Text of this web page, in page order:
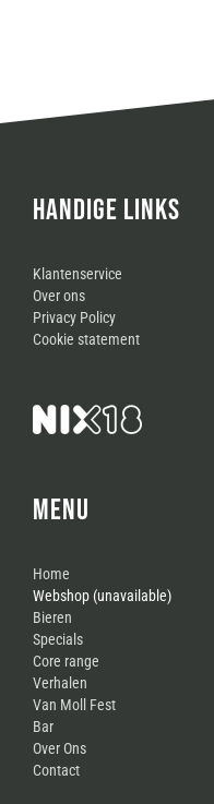
HANDIGE LINKS
Klantenservice
Over ons
Privacy Policy
Cookie statement
MENU
Home
Webshop (unavailable)
Bieren
Specials
Core range
Verhalen
Van Moll Fest
Bar
Over Ons
Contact